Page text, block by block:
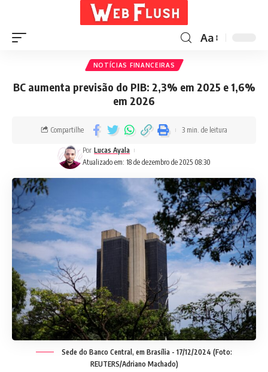
Aa
NOTÍCIAS FINANCEIRAS
BC aumenta previsão do PIB: 2,3% em 2025 e 1,6%
em 2026
Atualizado em: 18 de dezembro de 2025 08:30
Por Lucas Ayala
Compartilhe 3 min. de leitura
Sede do Banco Central, em Brasília - 17/12/2024 (Foto:
REUTERS/Adriano Machado)